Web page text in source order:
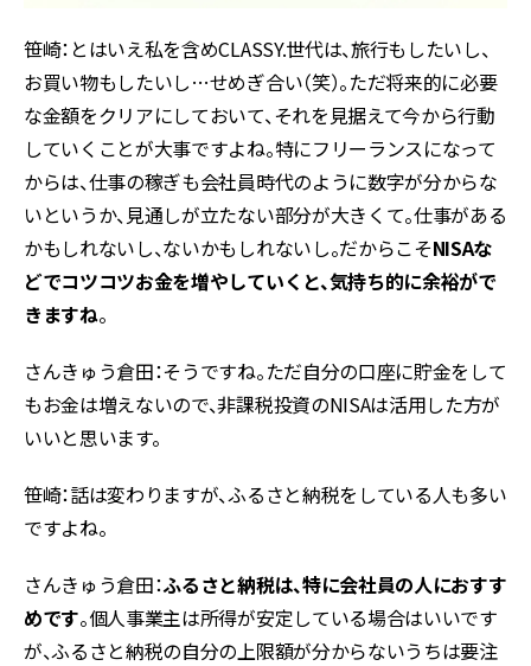
笹崎：とはいえ私を含めCLASSY.世代は、旅行もしたいし、
お買い物もしたいし…せめぎ合い（笑）。ただ将来的に必要
な金額をクリアにしておいて、それを見据えて今から行動
していくことが大事ですよね。特にフリーランスになって
からは、仕事の稼ぎも会社員時代のように数字が分からな
いというか、見通しが立たない部分が大きくて。仕事がある
かもしれないし、ないかもしれないし。だからこそNISAな
どでコツコツお金を増やしていくと、気持ち的に余裕がで
きますね。
さんきゅう倉田：そうですね。ただ自分の口座に貯金をして
もお金は増えないので、非課税投資のNISAは活用した方が
いいと思います。
笹崎：話は変わりますが、ふるさと納税をしている人も多い
ですよね。
さんきゅう倉田：ふるさと納税は、特に会社員の人におすす
めです。個人事業主は所得が安定している場合はいいです
が、ふるさと納税の自分の上限額が分からないうちは要注